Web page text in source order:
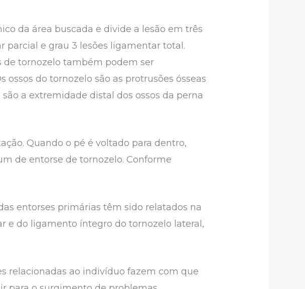
da área buscada e divide a lesão em três
parcial e grau 3 lesões ligamentar total.
de tornozelo também podem ser
do tornozelo são as protrusões ósseas
a extremidade distal dos ossos da perna
Quando o pé é voltado para dentro,
de entorse de tornozelo. Conforme
entorses primárias têm sido relatados na
e do ligamento íntegro do tornozelo lateral,
relacionadas ao indivíduo fazem com que